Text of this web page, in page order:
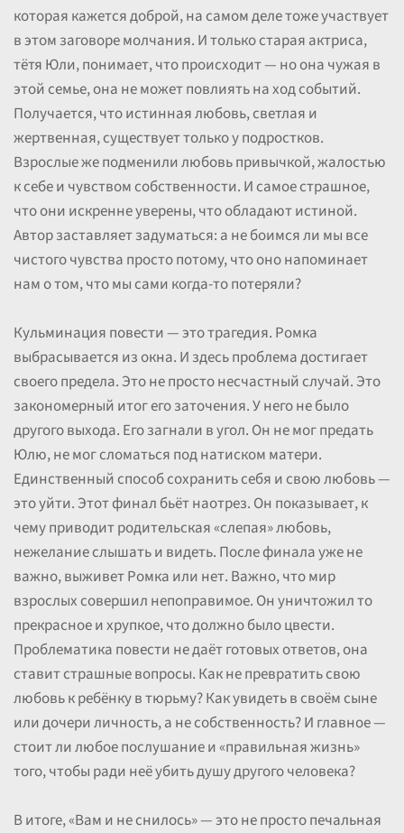
которая кажется доброй, на самом деле тоже участвует
в этом заговоре молчания. И только старая актриса,
тётя Юли, понимает, что происходит — но она чужая в
этой семье, она не может повлиять на ход событий.
Получается, что истинная любовь, светлая и
жертвенная, существует только у подростков.
Взрослые же подменили любовь привычкой, жалостью
к себе и чувством собственности. И самое страшное,
что они искренне уверены, что обладают истиной.
Автор заставляет задуматься: а не боимся ли мы все
чистого чувства просто потому, что оно напоминает
нам о том, что мы сами когда-то потеряли?
Кульминация повести — это трагедия. Ромка
выбрасывается из окна. И здесь проблема достигает
своего предела. Это не просто несчастный случай. Это
закономерный итог его заточения. У него не было
другого выхода. Его загнали в угол. Он не мог предать
Юлю, не мог сломаться под натиском матери.
Единственный способ сохранить себя и свою любовь —
это уйти. Этот финал бьёт наотрез. Он показывает, к
чему приводит родительская «слепая» любовь,
нежелание слышать и видеть. После финала уже не
важно, выживет Ромка или нет. Важно, что мир
взрослых совершил непоправимое. Он уничтожил то
прекрасное и хрупкое, что должно было цвести.
Проблематика повести не даёт готовых ответов, она
ставит страшные вопросы. Как не превратить свою
любовь к ребёнку в тюрьму? Как увидеть в своём сыне
или дочери личность, а не собственность? И главное —
стоит ли любое послушание и «правильная жизнь»
того, чтобы ради неё убить душу другого человека?
В итоге, «Вам и не снилось» — это не просто печальная